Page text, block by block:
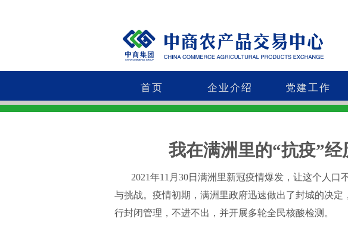
首页 企业介绍 党建工作
我在满洲里的“抗疫”经
2021年11月30日满洲里新冠疫情爆发，让这个人口
与挑战。疫情初期，满洲里政府迅速做出了封城的决定
行封闭管理，不进不出，并开展多轮全民核酸检测。